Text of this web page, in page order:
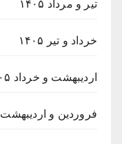
تیر و مرداد ۱۴۰۵
خرداد و تیر ۱۴۰۵
اردیبهشت و خرداد ۱۴۰۵
فروردین و اردیبهشت ۱۴۰۵